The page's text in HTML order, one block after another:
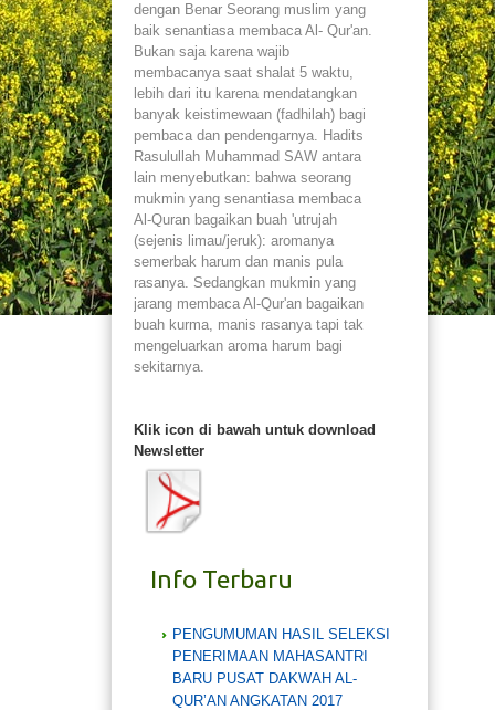
Newsletter
Buku
Kontak
dengan Benar Seorang muslim yang
baik senantiasa membaca Al- Qur'an.
Bukan saja karena wajib
membacanya saat shalat 5 waktu,
lebih dari itu karena mendatangkan
banyak keistimewaan (fadhilah) bagi
pembaca dan pendengarnya. Hadits
Rasulullah Muhammad SAW antara
lain menyebutkan: bahwa seorang
mukmin yang senantiasa membaca
Al-Quran bagaikan buah 'utrujah
(sejenis limau/jeruk): aromanya
semerbak harum dan manis pula
rasanya. Sedangkan mukmin yang
jarang membaca Al-Qur'an bagaikan
buah kurma, manis rasanya tapi tak
mengeluarkan aroma harum bagi
sekitarnya.
Klik icon di bawah untuk download
Newsletter
Info Terbaru
PENGUMUMAN HASIL SELEKSI
PENERIMAAN MAHASANTRI
BARU PUSAT DAKWAH AL-
QUR’AN ANGKATAN 2017